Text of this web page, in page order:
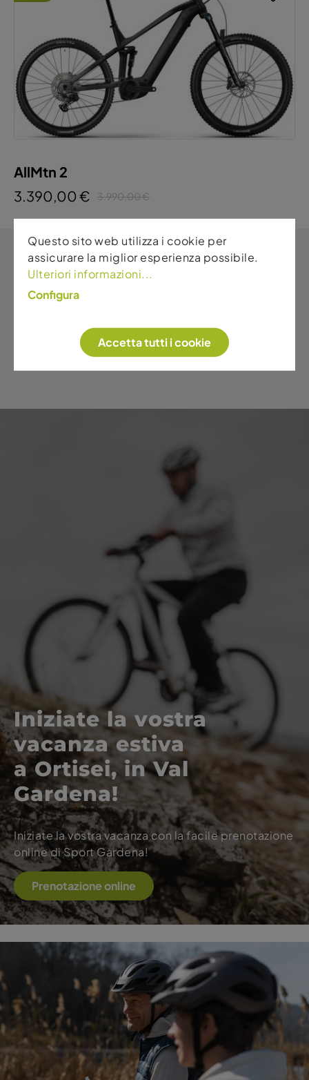
AllMtn 2
3.390,00 €
3.990,00 €
Iniziate la vostra
vacanza estiva
a Ortisei, in Val
Gardena!
Iniziate la vostra vacanza con la facileprenotazione
onlinedi Sport Gardena!
Prenotazione online
Questo sito web utilizza i cookie per
assicurare la miglior esperienza possibile.
Ulteriori informazioni...
Configura
Accetta tutti i cookie